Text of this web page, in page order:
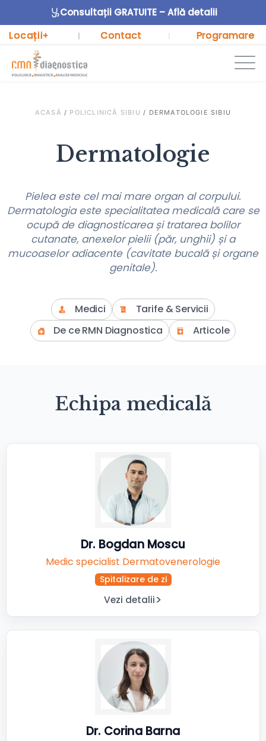
Consultații GRATUITE – Află detalii
Locații+ | Contact Programare
ACASĂ / POLICLINICĂ SIBIU / DERMATOLOGIE SIBIU
Dermatologie
Pielea este cel mai mare organ al corpului.
Dermatologia este specialitatea medicală care se
ocupă de diagnosticarea și tratarea bolilor
cutanate, anexelor pielii (păr, unghii) și a
mucoaselor adiacente (cavitate bucală și organe
genitale).
Medici
Tarife & Servicii
De ce RMN Diagnostica
Articole
Echipa medicală
Dr. Bogdan Moscu
Medic specialist Dermatovenerologie
Spitalizare de zi
Vezi detalii
Dr. Corina Barna